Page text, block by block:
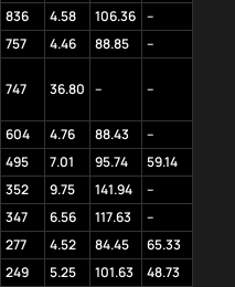
836 4.58 106.36
–
757 4.46 88.85 –
747 36.80 – –
604 4.76 88.43
–
495 7.01 95.74
59.14
352 9.75 141.94
–
347 6.56 117.63
–
277 4.52 84.45
65.33
249 5.25 101.63
48.73